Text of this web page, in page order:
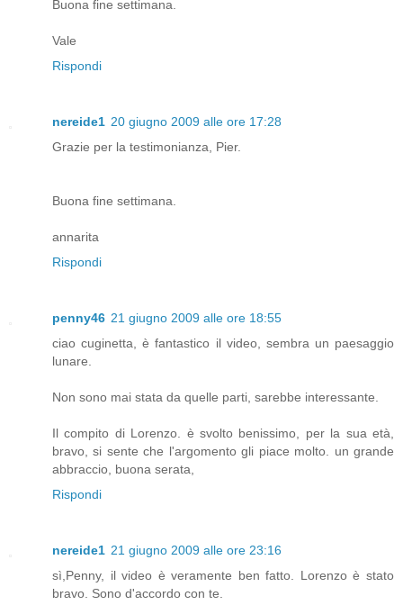
Buona fine settimana.
Vale
Rispondi
nereide1 20 giugno 2009 alle ore 17:28
Grazie per la testimonianza, Pier.
Buona fine settimana.
annarita
Rispondi
penny46 21 giugno 2009 alle ore 18:55
ciao cuginetta, è fantastico il video, sembra un paesaggio
lunare.
Non sono mai stata da quelle parti, sarebbe interessante.
Il compito di Lorenzo. è svolto benissimo, per la sua età,
bravo, si sente che l'argomento gli piace molto. un grande
abbraccio, buona serata,
Rispondi
nereide1 21 giugno 2009 alle ore 23:16
sì,Penny, il video è veramente ben fatto. Lorenzo è stato
bravo. Sono d'accordo con te.